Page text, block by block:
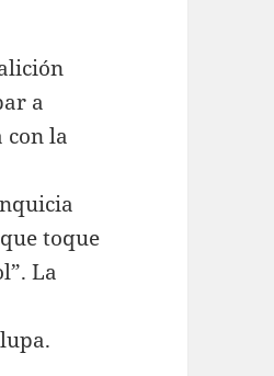
a
con la
toque
La